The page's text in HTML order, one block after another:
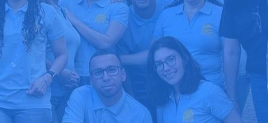
Pide tu presupuesto gratis
Llama hoy: 919 03 52 24